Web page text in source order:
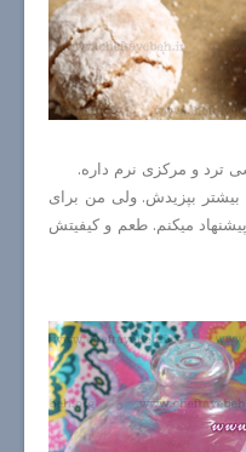
ترد و مرکزی نرم داره.
بپزیدش. ولی من برای
میکنم. طعم و کیفیتش